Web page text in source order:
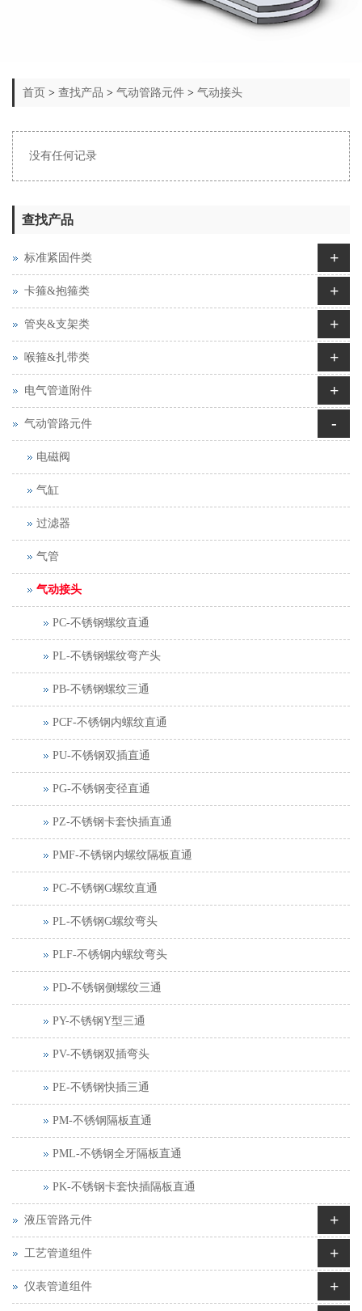
首页 > 查找产品 > 气动管路元件 > 气动接头
没有任何记录
查找产品
标准紧固件类 +
卡箍&抱箍类 +
管夹&支架类 +
喉箍&扎带类 +
电气管道附件 +
气动管路元件 -
电磁阀
气缸
过滤器
气管
气动接头
PC-不锈钢螺纹直通
PL-不锈钢螺纹弯产头
PB-不锈钢螺纹三通
PCF-不锈钢内螺纹直通
PU-不锈钢双插直通
PG-不锈钢变径直通
PZ-不锈钢卡套快插直通
PMF-不锈钢内螺纹隔板直通
PC-不锈钢G螺纹直通
PL-不锈钢G螺纹弯头
PLF-不锈钢内螺纹弯头
PD-不锈钢侧螺纹三通
PY-不锈钢Y型三通
PV-不锈钢双插弯头
PE-不锈钢快插三通
PM-不锈钢隔板直通
PML-不锈钢全牙隔板直通
PK-不锈钢卡套快插隔板直通
液压管路元件 +
工艺管道组件 +
仪表管道组件 +